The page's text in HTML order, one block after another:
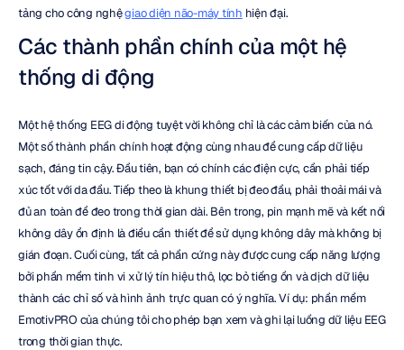
tảng cho công nghệ giao diện não-máy tính hiện đại.
Các thành phần chính của một hệ
thống di động
Một hệ thống EEG di động tuyệt vời không chỉ là các cảm biến của nó.
Một số thành phần chính hoạt động cùng nhau để cung cấp dữ liệu
sạch, đáng tin cậy. Đầu tiên, bạn có chính các điện cực, cần phải tiếp
xúc tốt với da đầu. Tiếp theo là khung thiết bị đeo đầu, phải thoải mái và
đủ an toàn để đeo trong thời gian dài. Bên trong, pin mạnh mẽ và kết nối
không dây ổn định là điều cần thiết để sử dụng không dây mà không bị
gián đoạn. Cuối cùng, tất cả phần cứng này được cung cấp năng lượng
bởi phần mềm tinh vi xử lý tín hiệu thô, lọc bỏ tiếng ồn và dịch dữ liệu
thành các chỉ số và hình ảnh trực quan có ý nghĩa. Ví dụ: phần mềm
EmotivPRO của chúng tôi cho phép bạn xem và ghi lại luồng dữ liệu EEG
trong thời gian thực.